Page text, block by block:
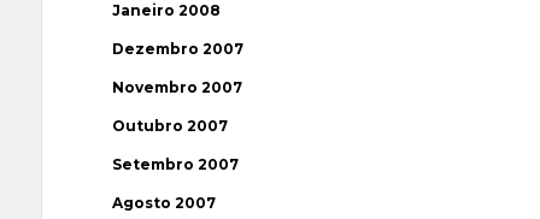
Janeiro 2008
Dezembro 2007
Novembro 2007
Outubro 2007
Setembro 2007
Agosto 2007